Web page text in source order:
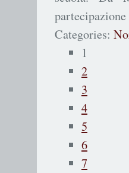
Categories:
1
2
3
4
5
6
7